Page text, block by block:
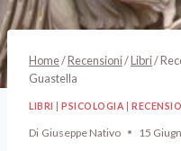
Home/Recensioni/Libri/
Guastella
LIBRI |PSICOLOGIA |
Di Giuseppe Nativo 15